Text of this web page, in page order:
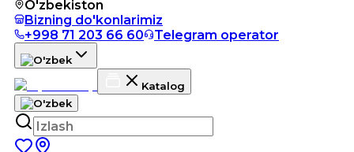
O'zbekiston
Bizning do'konlarimiz
+998 71 203 66 60
Telegram operator
Katalog